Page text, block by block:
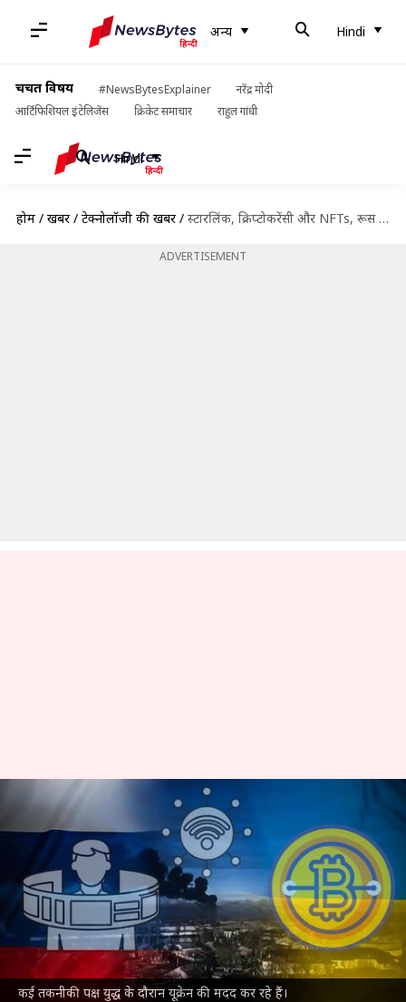
अन्य Hindi
चर्चित विषय #NewsBytesExplainer
नरेंद्र मोदी
आर्टिफिशियल इंटेलिजेंस
क्रिकेट समाचार राहुल गांधी
Hindi
होम / खबरें / टेक्नोलॉजी की खबरें / स्टारलिंक, क्रिप्टोकरेंसी और NFTs, रूस से युद्ध में ऐसे यूक्रेन की मदद कर रही है टेक्नोलॉजी
ADVERTISEMENT
कई तकनीकी पक्ष युद्ध के दौरान यूक्रेन की मदद कर रहे हैं।
स्टारलिंक, क्रिप्टोकरेंसी और NFTs,
रूस से युद्ध में ऐसे यूक्रेन की मदद कर
रही है टेक्नोलॉजी
लेखन प्राणेश तिवारी Mar 02, 2022 08:35 am
क्या है खबर?
टेक्नोलॉजी हमारी जिंदगी का हिस्सा बन चुकी है और